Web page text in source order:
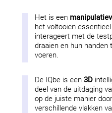
Het is een
het voltooien
interageert met de
draaien en hun
voeren.
De IQbe is een3D
deel van de uitdaging
op de juiste manier
verschillende vlakken